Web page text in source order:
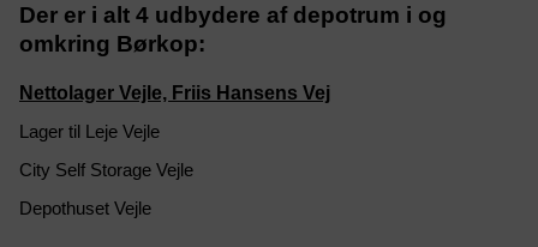
Der er i alt 4 udbydere af depotrum i og
omkring Børkop:
Nettolager Vejle, Friis Hansens Vej
Lager til Leje Vejle
City Self Storage Vejle
Depothuset Vejle